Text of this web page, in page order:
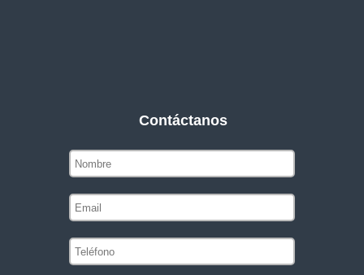
Contáctanos